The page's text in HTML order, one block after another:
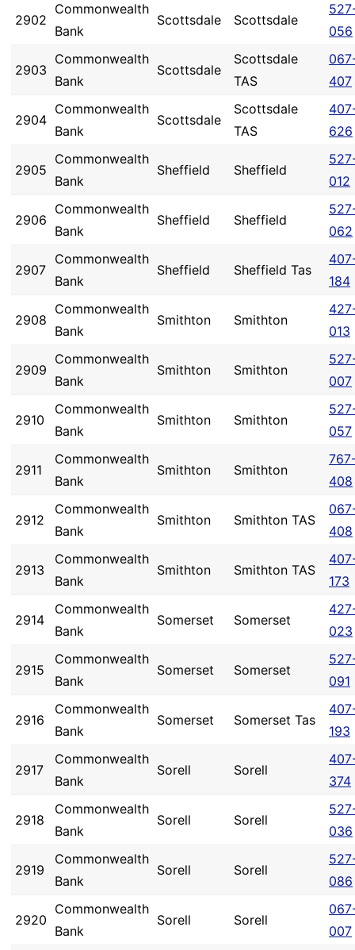
2902
Commonwealth
Bank
Scottsdale Scottsdale
056
2903
Commonwealth
Bank
Scottsdale
Scottsdale
TAS
407
2904
Commonwealth
Bank
Scottsdale
Scottsdale
TAS
626
2905
Commonwealth
Bank
Sheffield Sheffield
012
2906
Commonwealth
Bank
Sheffield Sheffield
062
2907
Commonwealth
Bank
Sheffield Sheffield Tas
184
2908
Commonwealth
Bank
Smithton Smithton
013
2909
Commonwealth
Bank
Smithton Smithton
007
2910
Commonwealth
Bank
Smithton Smithton
057
2911
Commonwealth
Bank
Smithton Smithton
408
2912
Commonwealth
Bank
Smithton Smithton TAS
408
2913
Commonwealth
Bank
Smithton Smithton TAS
173
2914
Commonwealth
Bank
Somerset Somerset
023
2915
Commonwealth
Bank
Somerset Somerset
091
2916
Commonwealth
Bank
Somerset Somerset Tas
193
2917
Commonwealth
Bank
Sorell Sorell
374
2918
Commonwealth
Bank
Sorell Sorell
036
2919
Commonwealth
Bank
Sorell Sorell
086
2920
Commonwealth
Bank
Sorell Sorell
007